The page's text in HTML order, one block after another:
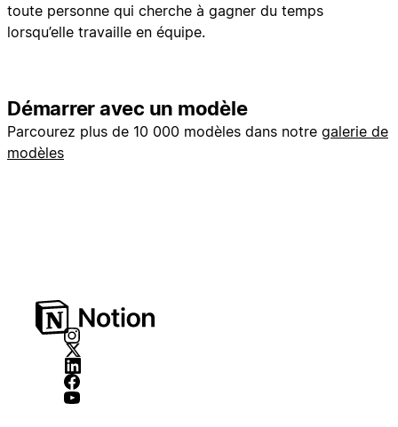
toute personne qui cherche à gagner du temps
lorsqu’elle travaille en équipe.
Démarrer avec un modèle
Parcourez plus de 10 000 modèles dans notre galerie de
modèles